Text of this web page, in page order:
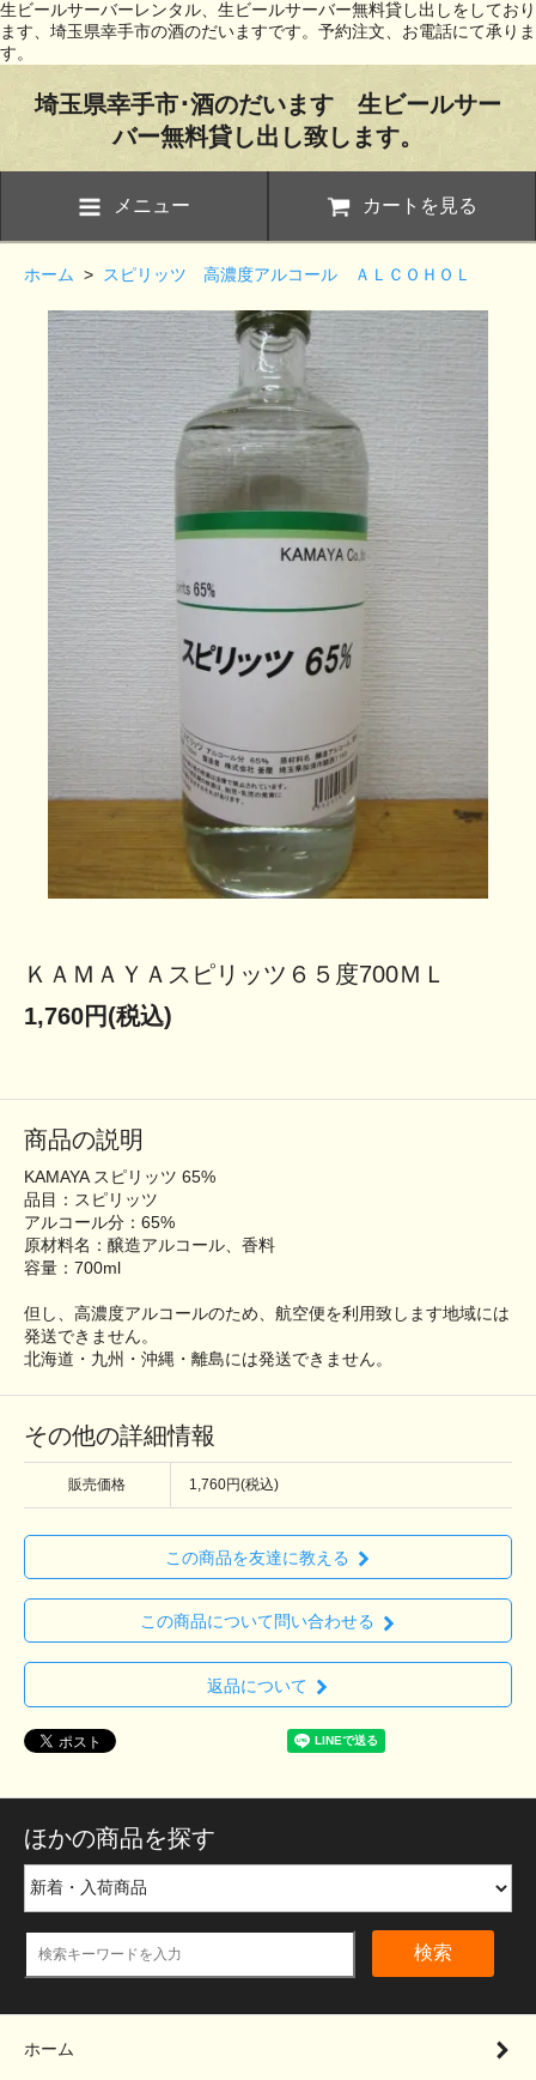
生ビールサーバーレンタル、生ビールサーバー無料貸し出しをしており
ます、埼玉県幸手市の酒のだいますです。予約注文、お電話にて承りま
す。
埼玉県幸手市･酒のだいます 生ビールサー
バー無料貸し出し致します。
メニュー カートを見る
ホーム > スピリッツ 高濃度アルコール ＡＬＣＯＨＯＬ
ＫＡＭＡＹＡスピリッツ６５度700ＭＬ
1,760円(税込)
商品の説明
KAMAYA スピリッツ 65%
品目：スピリッツ
アルコール分：65%
原材料名：醸造アルコール、香料
容量：700ml
但し、高濃度アルコールのため、航空便を利用致します地域には
発送できません。
北海道・九州・沖縄・離島には発送できません。
その他の詳細情報
販売価格 1,760円(税込)
この商品を友達に教える
この商品について問い合わせる
返品について
ほかの商品を探す
検索
ホーム